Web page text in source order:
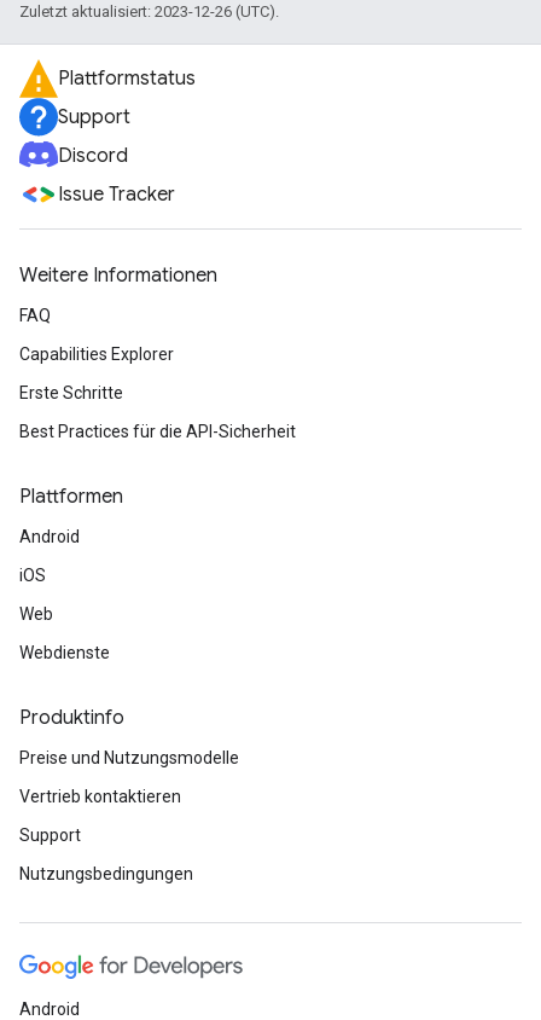
Zuletzt aktualisiert: 2023-12-26 (UTC).
Plattformstatus
Support
Discord
Issue Tracker
Weitere Informationen
FAQ
Capabilities Explorer
Erste Schritte
Best Practices für die API-Sicherheit
Plattformen
Android
iOS
Web
Webdienste
Produktinfo
Preise und Nutzungsmodelle
Vertrieb kontaktieren
Support
Nutzungsbedingungen
Android